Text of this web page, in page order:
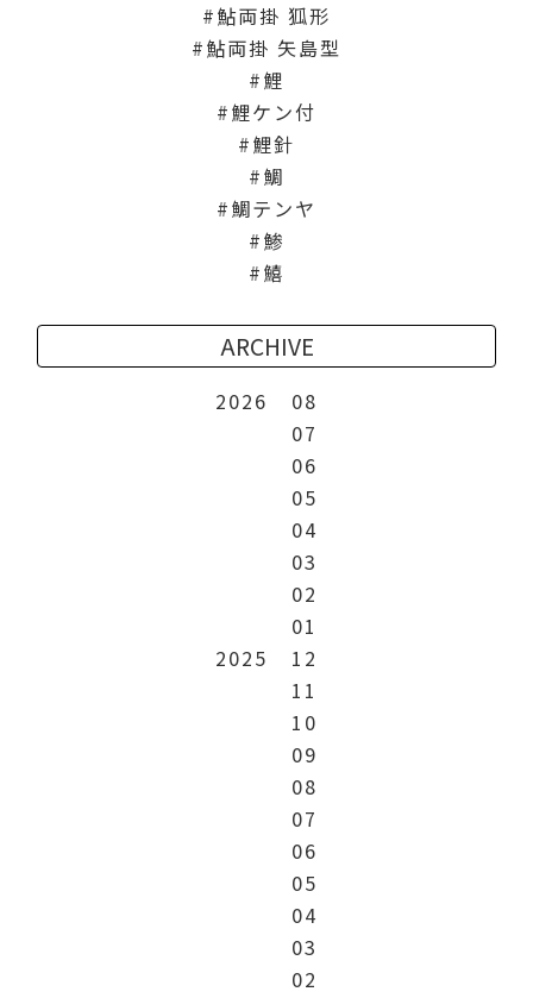
鮎両掛 狐形
鮎両掛 矢島型
鯉
鯉ケン付
鯉針
鯛
鯛テンヤ
鯵
鱚
ARCHIVE
2026
08
07
06
05
04
03
02
01
2025
12
11
10
09
08
07
06
05
04
03
02